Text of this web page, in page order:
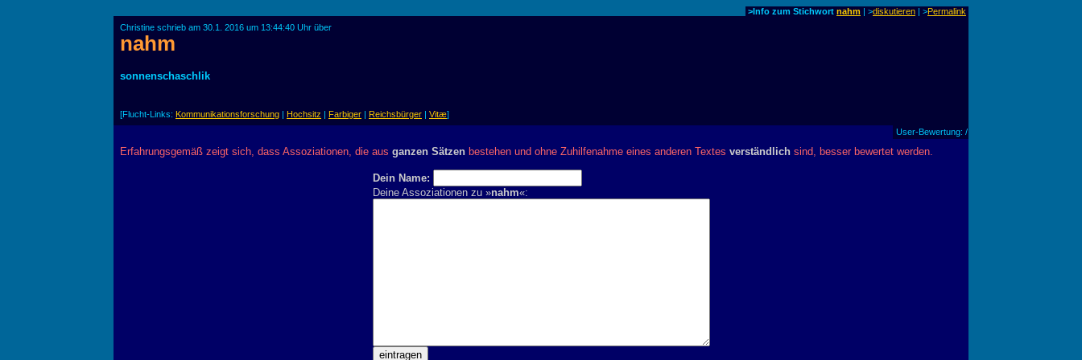
>Info zum Stichwort nahm | >diskutieren | >Permalink
Christine schrieb am 30.1. 2016 um 13:44:40 Uhr über
nahm
sonnenschaschlik
[Flucht-Links: Kommunikationsforschung | Hochsitz | Farbiger | Reichsbürger | Vitæ]
User-Bewertung: /
Erfahrungsgemäß zeigt sich, dass Assoziationen, die aus ganzen Sätzen bestehen und ohne Zuhilfenahme eines anderen Textes verständlich sind, besser bewertet werden.
Dein Name:
Deine Assoziationen zu »nahm«: